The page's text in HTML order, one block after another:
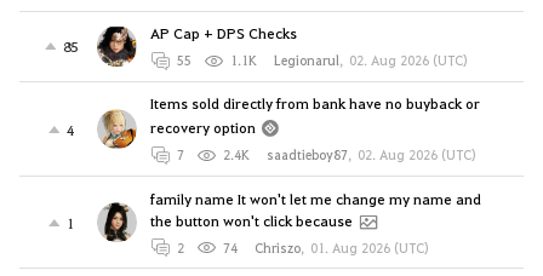
85
AP Cap + DPS Checks
55 1.1K Legionarul, 02. Aug 2026 (UTC)
4
Items sold directly from bank have no buyback or
recovery option
7 2.4K saadtieboy87, 02. Aug 2026 (UTC)
1
family name It won't let me change my name and
the button won't click because
2 74 Chriszo, 01. Aug 2026 (UTC)